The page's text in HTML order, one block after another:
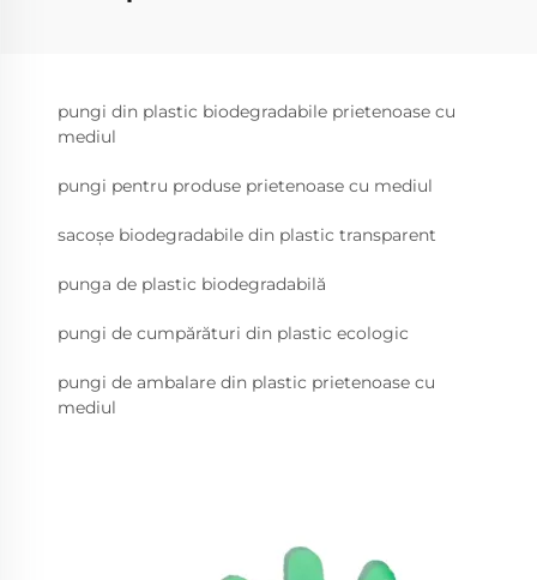
pungi din plastic biodegradabile prietenoase cu
mediul
pungi pentru produse prietenoase cu mediul
sacoșe biodegradabile din plastic transparent
punga de plastic biodegradabilă
pungi de cumpărături din plastic ecologic
pungi de ambalare din plastic prietenoase cu
mediul